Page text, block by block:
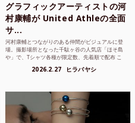
グラフィックアーティストの河
村康輔が United Athleの全面
サ...
河村康輔とつながりのある仲間がビジュアルに登
場。撮影場所となった千駄ヶ谷の人気店「ほそ島
や」で、Tシャツ各種が限定数、先着順で配布 こ
2026.2.27 ヒラバヤシ